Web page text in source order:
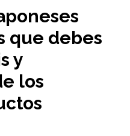
que debes
y
los